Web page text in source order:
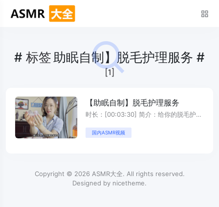
# 标签 助眠自制】脱毛护理服务 #
[1]
【助眠自制】脱毛护理服务
时长：[00:03:30] 简介：给你的脱毛护理
国内ASMR视频
Copyright © 2026 ASMR大全. All rights reserved.
Designed by nicetheme.